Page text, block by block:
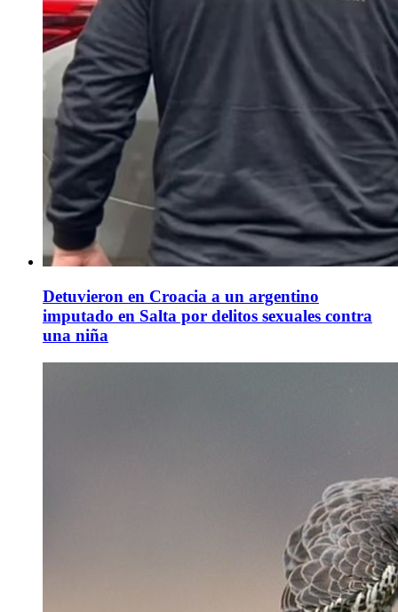
Detuvieron en Croacia a un argentino
imputado en Salta por delitos sexuales contra
una niña